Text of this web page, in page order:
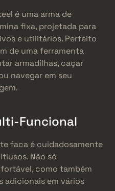
é uma arma de
fixa, projetada para
e utilitários. Perfeito
de uma ferramenta
armadilhas, caçar
navegar em seu
Funcional
faca é cuidadosamente
Não só
como também
adicionais em vários